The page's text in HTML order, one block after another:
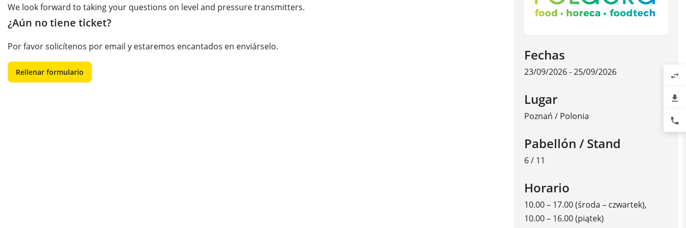
We look forward to taking your questions on level and pressure transmitters.
¿Aún no tiene ticket?
Por favor solicítenos por email y estaremos encantados en enviárselo.
Rellenar formulario
Fechas
23/09/2026 - 25/09/2026
Lugar
Poznań / Polonia
Pabellón / Stand
6 / 11
Horario
10.00 – 17.00 (środa – czwartek),
10.00 – 16.00 (piątek)
swap_horiz
file_download
phone